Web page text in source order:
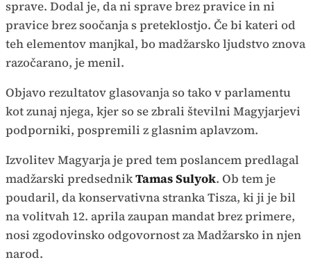
sprave. Dodal je, da ni sprave brez pravice in ni
pravice brez soočanja s preteklostjo. Če bi kateri od
teh elementov manjkal, bo madžarsko ljudstvo znova
razočarano, je menil.
Objavo rezultatov glasovanja so tako v parlamentu
kot zunaj njega, kjer so se zbrali številni Magyjarjevi
podporniki, pospremili z glasnim aplavzom.
Izvolitev Magyarja je pred tem poslancem predlagal
madžarski predsednikTamas Sulyok. Ob tem je
poudaril, da konservativna stranka Tisza, ki ji je bil
na volitvah 12. aprila zaupan mandat brez primere,
nosi zgodovinsko odgovornost za Madžarsko in njen
narod.